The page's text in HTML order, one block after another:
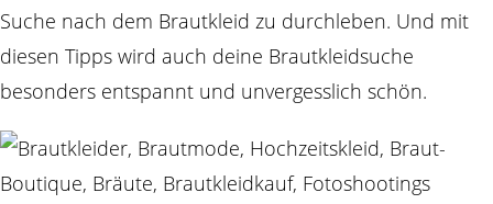
Suche nach dem Brautkleid zu durchleben. Und mit
diesen Tipps wird auch deine Brautkleidsuche
besonders entspannt und unvergesslich schön.